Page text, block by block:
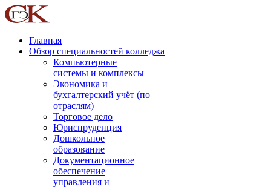
Главная
Обзор специальностей колледжа
Компьютерные
системы и комплексы
Экономика и
бухгалтерский учёт (по
отраслям)
Торговое дело
Юриспруденция
Дошкольное
образование
Документационное
обеспечение
управления и